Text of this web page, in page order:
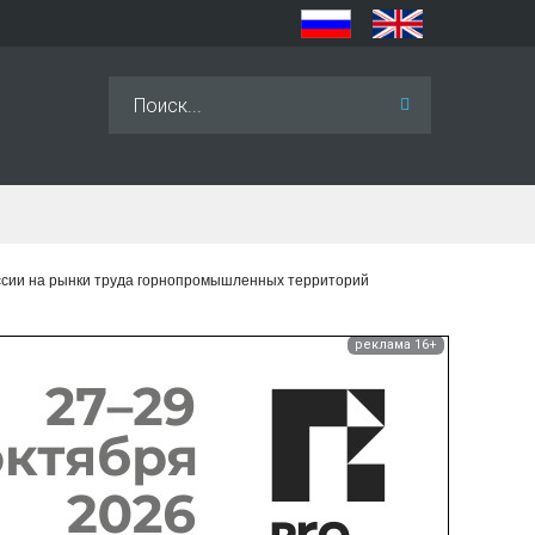
на рынки труда горнопромышленных территорий
реклама 16+